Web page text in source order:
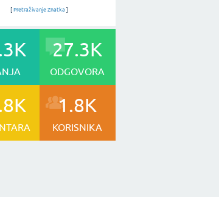
[ Pretraživanje Znatka ]
27.3K
ODGOVORA
1.8K
KORISNIKA